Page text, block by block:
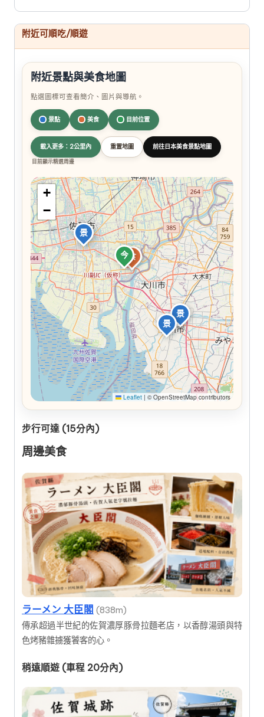
附近可順吃/順遊
附近景點與美食地圖
點選圖標可查看簡介、圖片與導航。
景點 美食 目前位置
載入更多：2公里內 重置地圖 前往日本美食景點地圖
目前顯示精選周邊
今
景
景
景
食
+
−
Leaflet | © OpenStreetMap contributors
步行可達 (15分內)
周邊美食
ラーメン 大臣閣 (838m)
傳承超過半世紀的佐賀濃厚豚骨拉麵老店，以香醇湯頭與特
色烤豬雜擄獲饕客的心。
稍遠順遊 (車程 20分內)